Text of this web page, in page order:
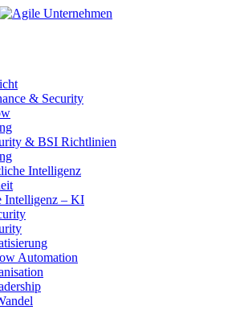
& Security
& BSI Richtlinien
Intelligenz
Intelligenz – KI
Automation